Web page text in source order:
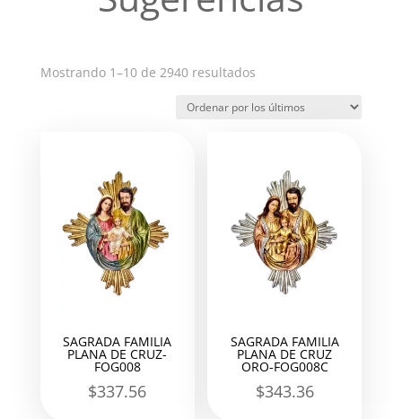
Mostrando 1–10 de 2940 resultadosOrdenado
los
SAGRADA FAMILIA
PLANA DE CRUZ-
FOG008
$337.56
SAGRADA FAMILIA
PLANA DE CRUZ
ORO-FOG008C
$343.36